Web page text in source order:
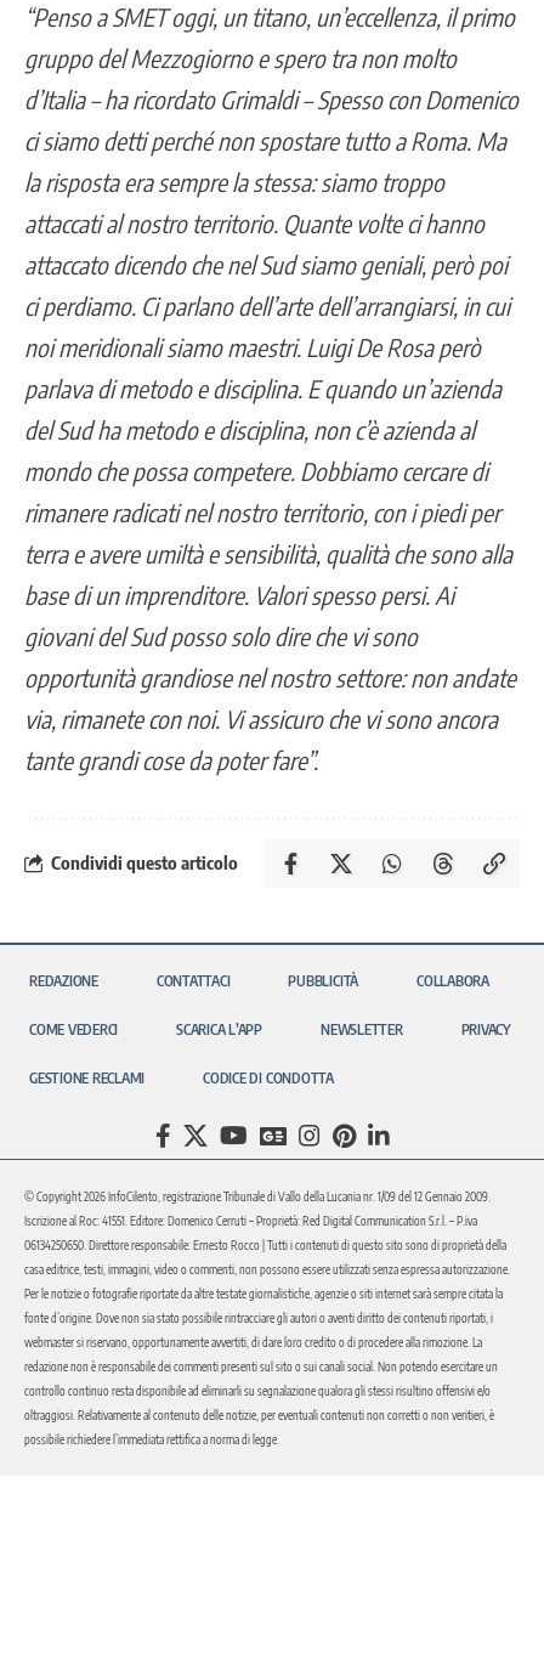
“Penso a SMET oggi, un titano, un’eccellenza, il primo
gruppo del Mezzogiorno e spero tra non molto
d’Italia – ha ricordato Grimaldi – Spesso con Domenico
ci siamo detti perché non spostare tutto a Roma. Ma
la risposta era sempre la stessa: siamo troppo
attaccati al nostro territorio. Quante volte ci hanno
attaccato dicendo che nel Sud siamo geniali, però poi
ci perdiamo. Ci parlano dell’arte dell’arrangiarsi, in cui
noi meridionali siamo maestri. Luigi De Rosa però
parlava di metodo e disciplina. E quando un’azienda
del Sud ha metodo e disciplina, non c’è azienda al
mondo che possa competere. Dobbiamo cercare di
rimanere radicati nel nostro territorio, con i piedi per
terra e avere umiltà e sensibilità, qualità che sono alla
base di un imprenditore. Valori spesso persi. Ai
giovani del Sud posso solo dire che vi sono
opportunità grandiose nel nostro settore: non andate
via, rimanete con noi. Vi assicuro che vi sono ancora
tante grandi cose da poter fare”.
Condividi questo articolo
REDAZIONE CONTATTACI PUBBLICITÀ COLLABORA
COME VEDERCI SCARICA L’APP NEWSLETTER PRIVACY
GESTIONE RECLAMI CODICE DI CONDOTTA
© Copyright 2026 InfoCilento, registrazione Tribunale di Vallo della Lucania nr. 1/09 del 12 Gennaio 2009.
Iscrizione al Roc: 41551. Editore: Domenico Cerruti – Proprietà: Red Digital Communication S.r.l. – P.iva
06134250650. Direttore responsabile: Ernesto Rocco | Tutti i contenuti di questo sito sono di proprietà della
casa editrice, testi, immagini, video o commenti, non possono essere utilizzati senza espressa autorizzazione.
Per le notizie o fotografie riportate da altre testate giornalistiche, agenzie o siti internet sarà sempre citata la
fonte d’origine. Dove non sia stato possibile rintracciare gli autori o aventi diritto dei contenuti riportati, i
webmaster si riservano, opportunamente avvertiti, di dare loro credito o di procedere alla rimozione. La
redazione non è responsabile dei commenti presenti sul sito o sui canali social. Non potendo esercitare un
controllo continuo resta disponibile ad eliminarli su segnalazione qualora gli stessi risultino offensivi e/o
oltraggiosi. Relativamente al contenuto delle notizie, per eventuali contenuti non corretti o non veritieri, è
possibile richiedere l’immediata rettifica a norma di legge.